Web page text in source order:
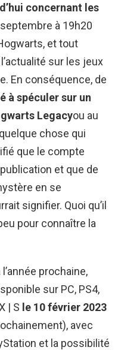
concernant les
à 19h20
et tout
sur les jeux
En conséquence, de
à spéculer sur un
Legacyou au
chose qui
que le compte
et que de
en se
signifier. Quoi qu’il
pour connaître la
prochaine,
sur PC, PS4,
| S le 10 février 2023
avec
et la possibilité